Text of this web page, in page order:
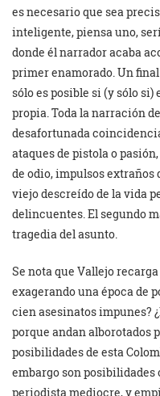
es necesario que sea
inteligente, piensa uno,
donde él narrador acaba
primer enamorado. Un
sólo es posible si (y sólo
propia. Toda la narración
desafortunada
ataques de pistola o
de odio, impulsos extraños
viejo descreído de la vida
delincuentes. El segundo
tragedia del asunto.
Se nota que Vallejo
exagerando una época de
cien asesinatos impunes?
porque andan alborotados
posibilidades de esta
embargo son
periodista mediocre, y